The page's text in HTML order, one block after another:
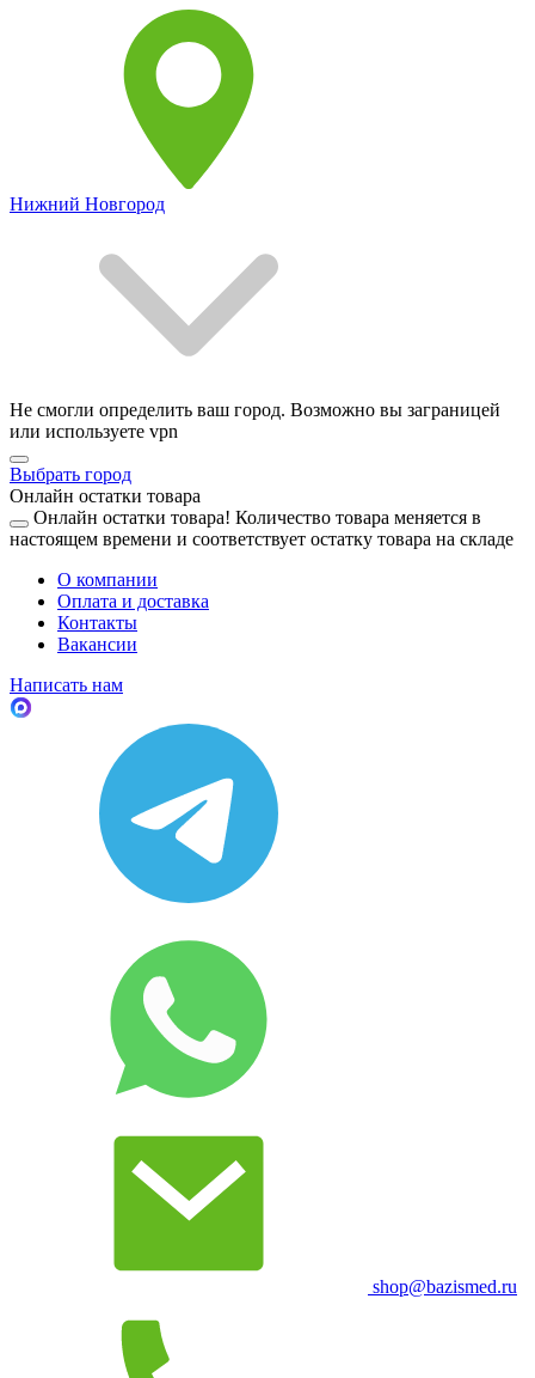
Нижний Новгород
Не смогли определить ваш город. Возможно вы заграницей
или используете vpn
Выбрать город
Онлайн остатки товара
Онлайн остатки товара! Количество товара меняется в
настоящем времени и соответствует остатку товара на складе
О компании
Оплата и доставка
Контакты
Вакансии
Написать нам
shop@bazismed.ru